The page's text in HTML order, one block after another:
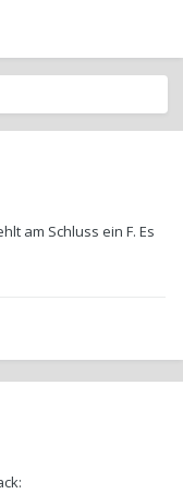
am Schluss ein F. Es